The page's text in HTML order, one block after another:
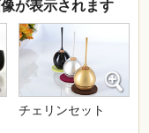
が表示されます
チェリンセット